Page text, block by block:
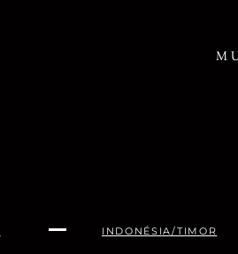
INDONÉSIA/TIMOR